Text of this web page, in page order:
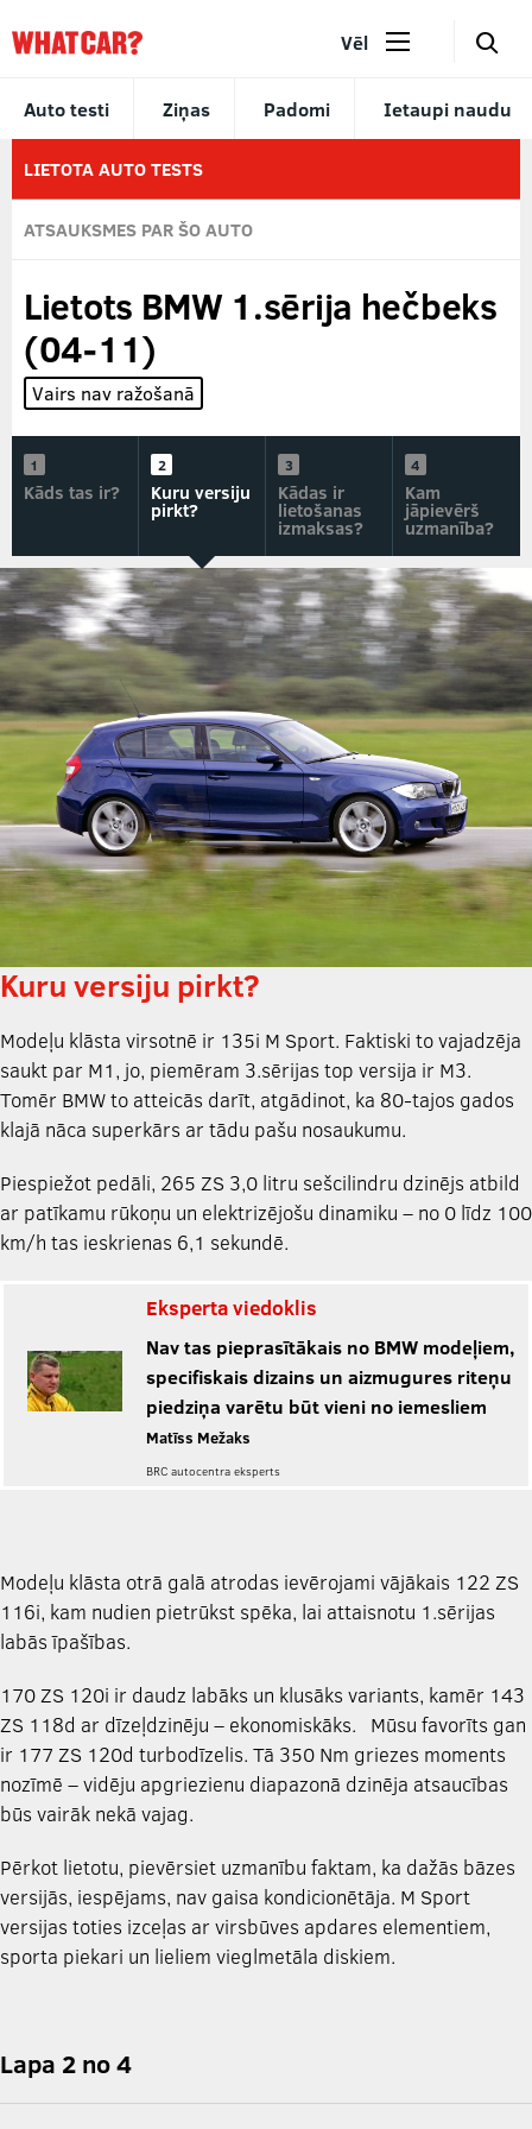
Auto testi Ziņas Padomi Ietaupi naudu
Vēl 🔎
LIETOTA AUTO TESTS
ATSAUKSMES PAR ŠO AUTO
Lietots BMW 1.sērija hečbeks
(04-11)
Vairs nav ražošanā
Kāds tas ir? Kuru versiju
pirkt?
Kādas ir
lietošanas
izmaksas?
Kam
jāpievērš
uzmanība?
Kuru versiju pirkt?
Modeļu klāsta virsotnē ir 135i M Sport. Faktiski to vajadzēja
saukt par M1, jo, piemēram 3.sērijas top versija ir M3.
Tomēr BMW to atteicās darīt, atgādinot, ka 80-tajos gados
klajā nāca superkārs ar tādu pašu nosaukumu.
Piespiežot pedāli, 265 ZS 3,0 litru sešcilindru dzinējs atbild
ar patīkamu rūkoņu un elektrizējošu dinamiku – no 0 līdz 100
km/h tas ieskrienas 6,1 sekundē.
Eksperta viedoklis
Nav tas pieprasītākais no BMW modeļiem,
specifiskais dizains un aizmugures riteņu
piedziņa varētu būt vieni no iemesliem
Matīss Mežaks
BRC autocentra eksperts
Modeļu klāsta otrā galā atrodas ievērojami vājākais 122 ZS
116i, kam nudien pietrūkst spēka, lai attaisnotu 1.sērijas
labās īpašības.
170 ZS 120i ir daudz labāks un klusāks variants, kamēr 143
ZS 118d ar dīzeļdzinēju – ekonomiskāks. Mūsu favorīts gan
ir 177 ZS 120d turbodīzelis. Tā 350 Nm griezes moments
nozīmē – vidēju apgriezienu diapazonā dzinēja atsaucības
būs vairāk nekā vajag.
Pērkot lietotu, pievērsiet uzmanību faktam, ka dažās bāzes
versijās, iespējams, nav gaisa kondicionētāja. M Sport
versijas toties izceļas ar virsbūves apdares elementiem,
sporta piekari un lieliem vieglmetāla diskiem.
Lapa 2 no 4